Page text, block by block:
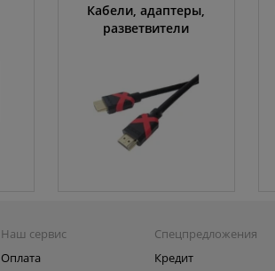
Кабели, адаптеры,
разветвители
Наш сервис
Оплата
Спецпредложения
Кредит